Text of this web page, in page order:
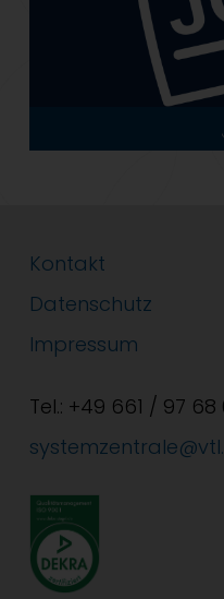
Kontakt
Datenschutz
Impressum
Tel.: +49 661 / 97 68